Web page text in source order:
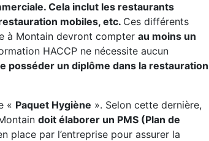
Cela inclut les restaurants
mobiles, etc. Ces différents
à Montain devront compter au moins un
HACCP ne nécessite aucun
posséder un diplôme dans la restauration
« Paquet Hygiène ». Selon cette dernière,
doit élaborer un PMS (Plan de
place par l’entreprise pour assurer la